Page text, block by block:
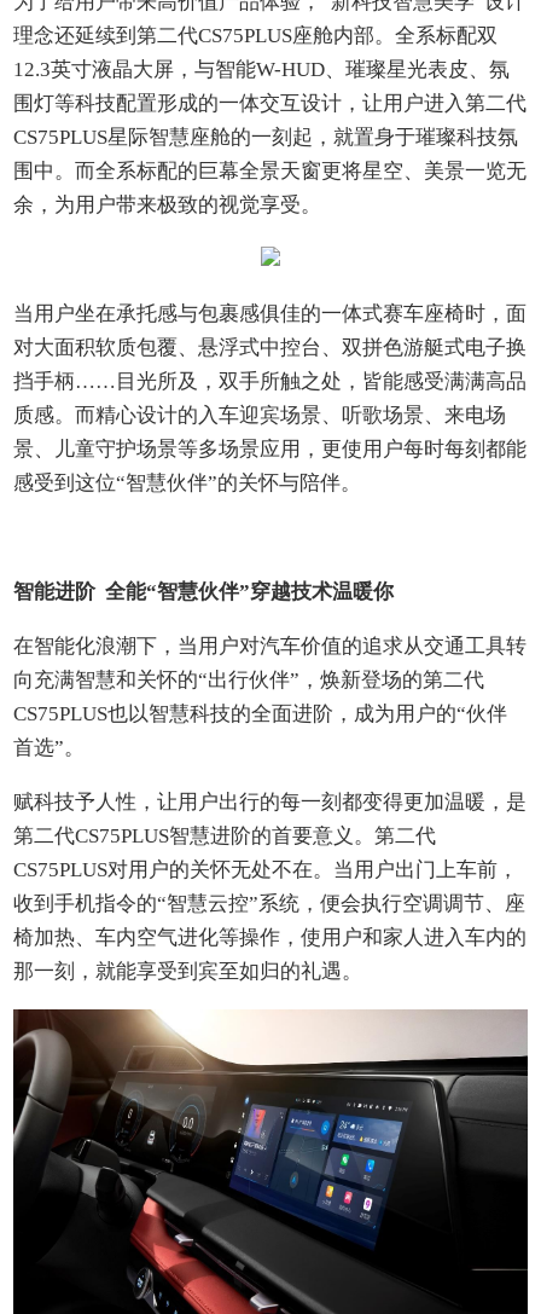
理念还延续到第二代CS75PLUS座舱内部。全系标配双
12.3英寸液晶大屏，与智能W-HUD、璀璨星光表皮、氛
围灯等科技配置形成的一体交互设计，让用户进入第二代
CS75PLUS星际智慧座舱的一刻起，就置身于璀璨科技氛
围中。而全系标配的巨幕全景天窗更将星空、美景一览无
余，为用户带来极致的视觉享受。
当用户坐在承托感与包裹感俱佳的一体式赛车座椅时，面
对大面积软质包覆、悬浮式中控台、双拼色游艇式电子换
挡手柄……目光所及，双手所触之处，皆能感受满满高品
质感。而精心设计的入车迎宾场景、听歌场景、来电场
景、儿童守护场景等多场景应用，更使用户每时每刻都能
感受到这位“智慧伙伴”的关怀与陪伴。
智能进阶 全能“智慧伙伴”穿越技术温暖你
在智能化浪潮下，当用户对汽车价值的追求从交通工具转
向充满智慧和关怀的“出行伙伴”，焕新登场的第二代
CS75PLUS也以智慧科技的全面进阶，成为用户的“伙伴
首选”。
赋科技予人性，让用户出行的每一刻都变得更加温暖，是
第二代CS75PLUS智慧进阶的首要意义。第二代
CS75PLUS对用户的关怀无处不在。当用户出门上车前，
收到手机指令的“智慧云控”系统，便会执行空调调节、座
椅加热、车内空气进化等操作，使用户和家人进入车内的
那一刻，就能享受到宾至如归的礼遇。